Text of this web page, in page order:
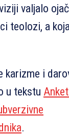
valjalo
teolozi, a
karizme i
u tekstu
.